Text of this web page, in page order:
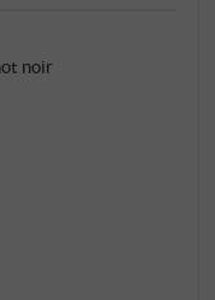
en moût plus
avec 20% de
Un
mois, soit six mois
et
sans
noir